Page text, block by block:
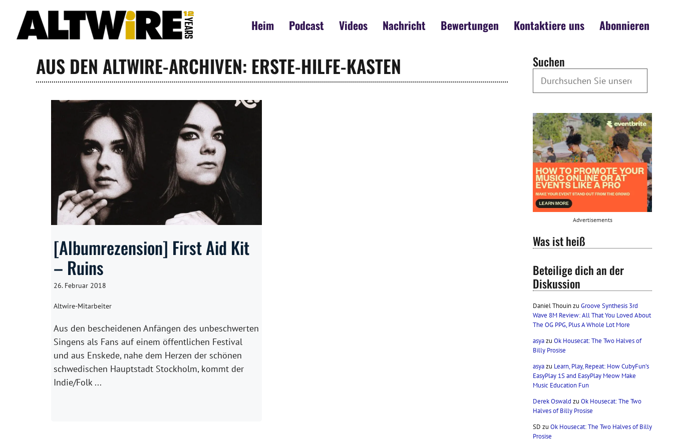
springen
Heim Podcast Videos Nachricht Bewertungen Kontaktiere uns Abonnieren
AUS DEN ALTWIRE-ARCHIVEN: ERSTE-HILFE-KASTEN
[Albumrezension] First Aid Kit
– Ruins
26. Februar 2018
Altwire-Mitarbeiter
Aus den bescheidenen Anfängen des unbeschwerten
Singens als Fans auf einem öffentlichen Festival
und aus Enskede, nahe dem Herzen der schönen
schwedischen Hauptstadt Stockholm, kommt der
Indie/Folk ...
Suchen
Durchsuchen Sie unsere Archive
Advertisements
Was ist heiß
Beteilige dich an der
Diskussion
Daniel Thouinzu Groove Synthesis 3rd
Wave 8M Review: All That You Loved About
The OG PPG, Plus A Whole Lot More
asyazu Ok Housecat: The Two Halves of
Billy Prosise
asyazu Learn, Play, Repeat: How CubyFun’s
EasyPlay 1S and EasyPlay Meow Make
Music Education Fun
Derek Oswald zu Ok Housecat: The Two
Halves of Billy Prosise
SD zu Ok Housecat: The Two Halves of Billy
Prosise